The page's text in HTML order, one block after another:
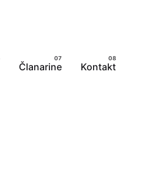
Članarine Kontakt